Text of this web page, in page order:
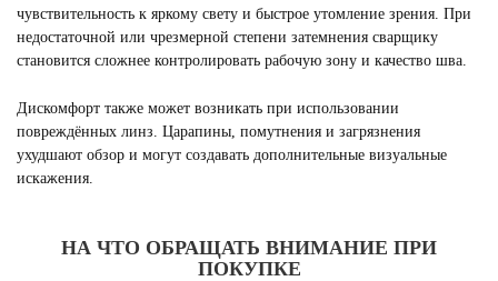
чувствительность к яркому свету и быстрое утомление зрения. При
недостаточной или чрезмерной степени затемнения сварщику
становится сложнее контролировать рабочую зону и качество шва.
Дискомфорт также может возникать при использовании
повреждённых линз. Царапины, помутнения и загрязнения
ухудшают обзор и могут создавать дополнительные визуальные
искажения.
НА ЧТО ОБРАЩАТЬ ВНИМАНИЕ ПРИ
ПОКУПКЕ